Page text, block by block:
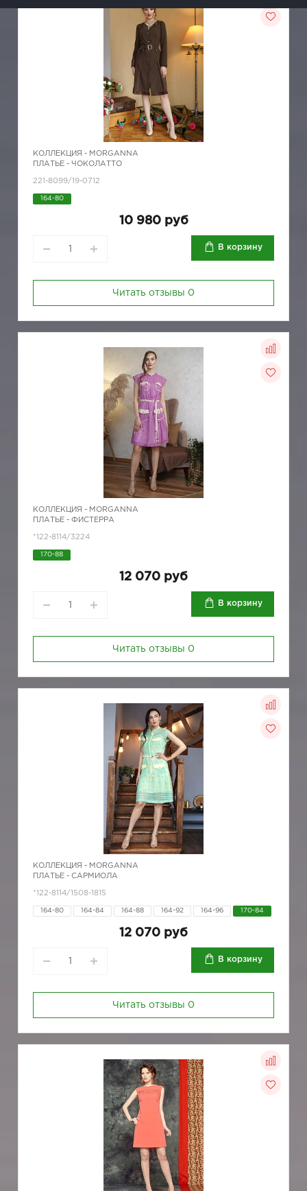
КОЛЛЕКЦИЯ - MORGANNA
ПЛАТЬЕ - ЧОКОЛАТТО
221-8099/19-0712
164-80
10 980 руб
В корзину
Читать отзывы 0
КОЛЛЕКЦИЯ - MORGANNA
ПЛАТЬЕ - ФИСТЕРРА
*122-8114/3224
170-88
12 070 руб
В корзину
Читать отзывы 0
КОЛЛЕКЦИЯ - MORGANNA
ПЛАТЬЕ - САРМИОЛА
*122-8114/1508-1815
164-80 164-84 164-88 164-92 164-96 170-84
12 070 руб
В корзину
Читать отзывы 0